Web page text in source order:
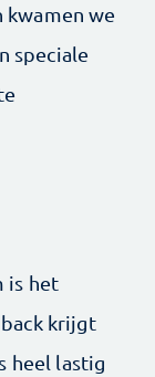
kwamen we
speciale
is het
krijgt
heel lastig